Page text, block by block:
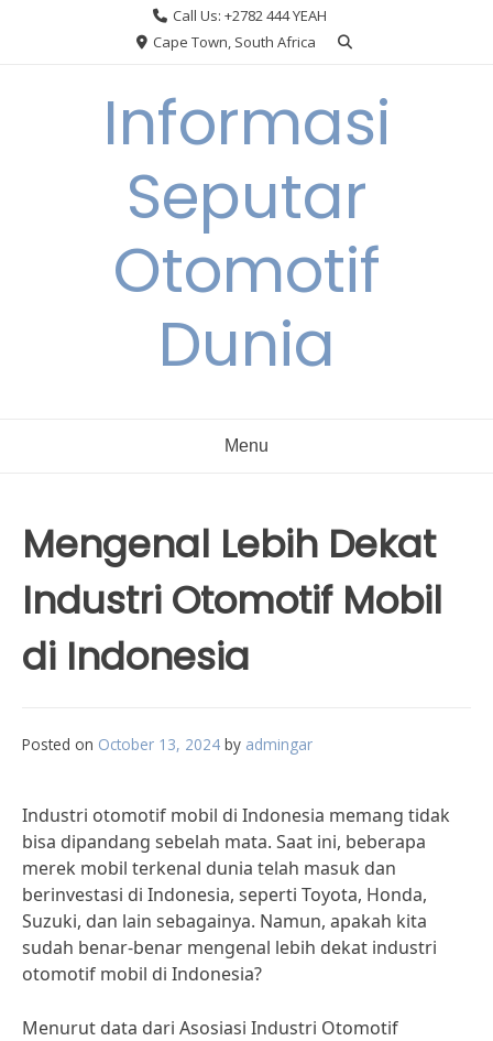
Call Us: +2782 444 YEAH
Cape Town, South Africa
Informasi
Seputar
Otomotif
Dunia
Menu
Mengenal Lebih Dekat
Industri Otomotif Mobil
di Indonesia
Posted on October 13, 2024 by admingar
Industri otomotif mobil di Indonesia memang tidak
bisa dipandang sebelah mata. Saat ini, beberapa
merek mobil terkenal dunia telah masuk dan
berinvestasi di Indonesia, seperti Toyota, Honda,
Suzuki, dan lain sebagainya. Namun, apakah kita
sudah benar-benar mengenal lebih dekat industri
otomotif mobil di Indonesia?
Menurut data dari Asosiasi Industri Otomotif